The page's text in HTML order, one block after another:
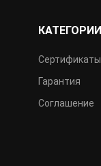
КАТЕГОРИИ
Сертификаты
Гарантия
Соглашение